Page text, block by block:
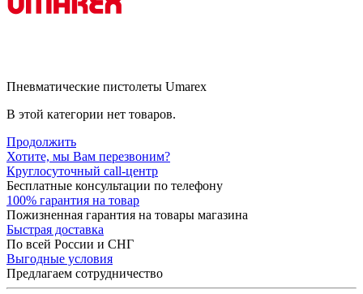
Пневматические пистолеты Umarex
В этой категории нет товаров.
Продолжить
Хотите, мы Вам перезвоним?
Круглосуточный call-центр
Бесплатные консультации по телефону
100% гарантия на товар
Пожизненная гарантия на товары магазина
Быстрая доставка
По всей России и СНГ
Выгодные условия
Предлагаем сотрудничество